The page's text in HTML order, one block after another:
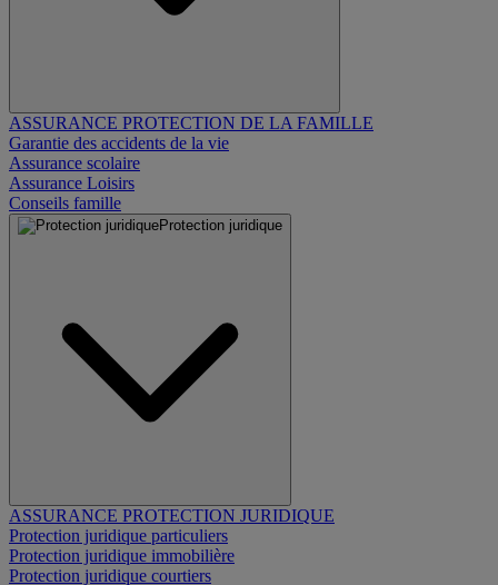
ASSURANCE PROTECTION DE LA FAMILLE
Garantie des accidents de la vie
Assurance scolaire
Assurance Loisirs
Conseils famille
Protection juridique
ASSURANCE PROTECTION JURIDIQUE
Protection juridique particuliers
Protection juridique immobilière
Protection juridique courtiers